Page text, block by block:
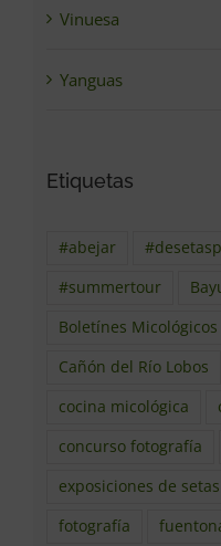
Vinuesa
Yanguas
Etiquetas
#abejar
#summertour
Boletínes Micológicos
Cañón del Río Lobos
cocina micológica
concurso fotografía
exposiciones de setas
fotografía